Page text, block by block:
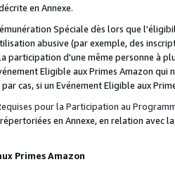
en Annexe.
Spéciale dès lors que
abusive (par exemple, des
participation d'une même personne à
Eligible aux Primes Amazon qui
cas, si un Evénement Eligible aux
pour la Participation au
en Annexe, en relation avec
Primes Amazon